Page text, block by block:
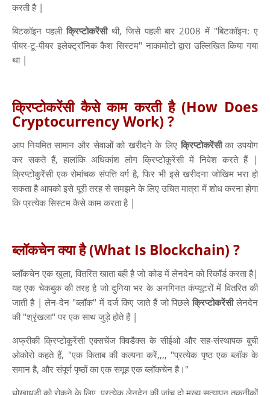
करती है |
बिटकॉइन पहली क्रिप्टोकरेंसी थी, जिसे पहली बार 2008 में "बिटकॉइन: ए
पीयर-टू-पीयर इलेक्ट्रॉनिक कैश सिस्टम" नाकामोटो द्वारा उल्लिखित किया गया
था |
क्रिप्टोकरेंसी कैसे काम करती है (How Does
Cryptocurrency Work) ?
आप नियमित सामान और सेवाओं को खरीदने के लिए क्रिप्टोकरेंसीका उपयोग
कर सकते हैं, हालांकि अधिकांश लोग क्रिप्टोकुरेंसी में निवेश करते हैं |
क्रिप्टोकुरेंसी एक रोमांचक संपत्ति वर्ग है, फिर भी इसे खरीदना जोखिम भरा हो
सकता है आपको इसे पूरी तरह से समझने के लिए उचित मात्रा में शोध करना होगा
कि प्रत्येक सिस्टम कैसे काम करता है |
ब्लॉकचेन क्या है (What Is Blockchain) ?
ब्लॉकचेन एक खुला, वितरित खाता बही है जो कोड में लेनदेन को रिकॉर्ड करता है|
यह एक चेकबुक की तरह है जो दुनिया भर के अनगिनत कंप्यूटरों में वितरित की
जाती है | लेन-देन "ब्लॉक" में दर्ज किए जाते हैं जो पिछलेक्रिप्टोकरेंसीलेनदेन
की "श्रृंखला" पर एक साथ जुड़े होते हैं |
अफ्रीकी क्रिप्टोकुरेंसी एक्सचेंज क्विडैक्स के सीईओ और सह-संस्थापक बुची
ओकोरो कहते हैं, "एक किताब की कल्पना करें,,,, "प्रत्येक पृष्ठ एक ब्लॉक के
समान है, और संपूर्ण पृष्ठों का एक समूह एक ब्लॉकचेन है।"